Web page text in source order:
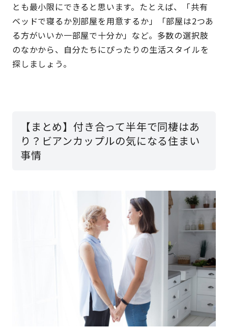
とも最小限にできると思います。たとえば、「共有
ベッドで寝るか別部屋を用意するか」「部屋は2つあ
る方がいいか一部屋で十分か」など。多数の選択肢
のなかから、自分たちにぴったりの生活スタイルを
探しましょう。
【まとめ】付き合って半年で同棲はあ
り？ビアンカップルの気になる住まい
事情